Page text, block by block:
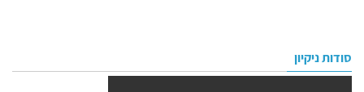
סודות ניקיון